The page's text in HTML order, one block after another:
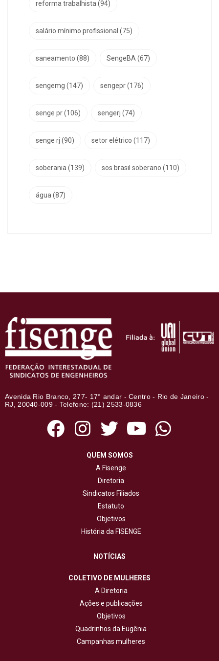
reforma trabalhista (94)
salário mínimo profissional (75)
saneamento (88) SengeBA (67)
sengemg (147) sengepr(176)
senge pr(106) sengerj (74)
senge rj (90) setor elétrico (117)
soberania (139) sos brasil soberano (110)
água (87)
Avenida Rio Branco, 277- 17° andar - Centro - Rio de Janeiro -
RJ, 20040-009 - Telefone: (21) 2533-0836
QUEM SOMOS
A Fisenge
Diretoria
Sindicatos Filiados
Estatuto
Objetivos
História da FISENGE
NOTÍCIAS
COLETIVO DE MULHERES
A Diretoria
Ações e publicações
Objetivos
Quadrinhos da Eugênia
Campanhas mulheres